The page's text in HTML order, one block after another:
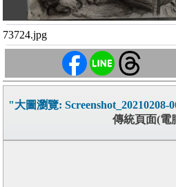
73724.jpg
"大圖瀏覽: Screenshot_20210208-
傳統頁面(電